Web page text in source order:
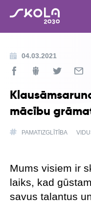
04.03.2021
mācību
PAMATIZGLĪTĪBA
Mums visiem ir
laiks, kad
savus talantus